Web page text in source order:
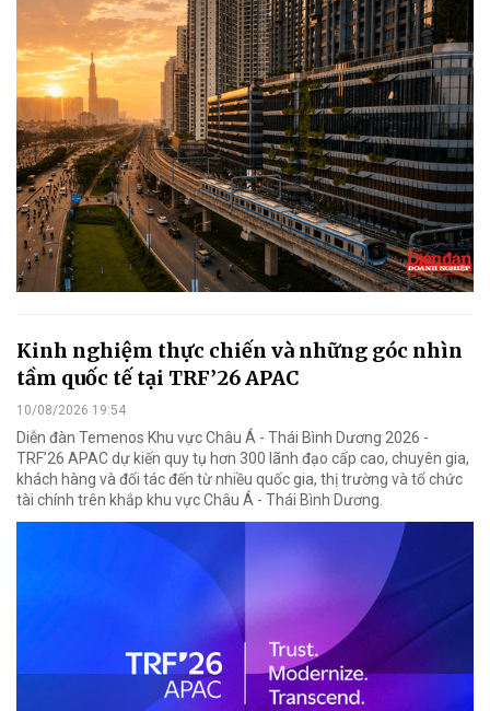
Kinh nghiệm thực chiến và những góc nhìn
tầm quốc tế tại TRF’26 APAC
10/08/2026 19:54
Diễn đàn Temenos Khu vực Châu Á - Thái Bình Dương 2026 -
TRF’26 APAC dự kiến quy tụ hơn 300 lãnh đạo cấp cao, chuyên gia,
khách hàng và đối tác đến từ nhiều quốc gia, thị trường và tổ chức
tài chính trên khắp khu vực Châu Á - Thái Bình Dương.